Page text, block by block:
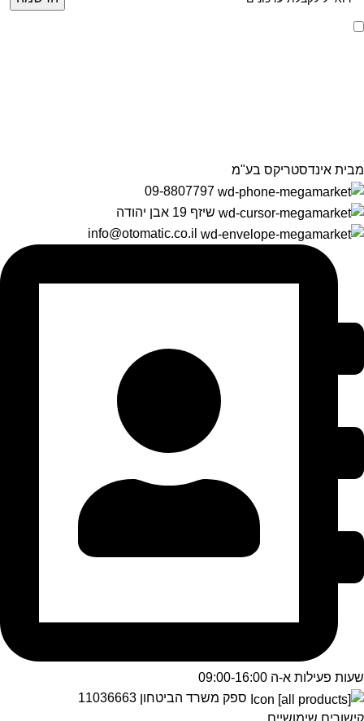
מבית אינדסטריקס בע"מ
09-8807797
שיזף 19 אבן יהודה
info@otomatic.co.il
שעות פעילות א-ה 09:00-16:00
ספק משרד הביטחון 11036663
קישורים שימושיים